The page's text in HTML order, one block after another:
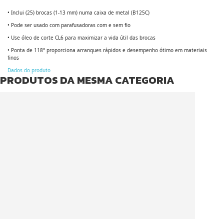
• Inclui (25) brocas (1-13 mm) numa caixa de metal (B125C)
• Pode ser usado com parafusadoras com e sem fio
• Use óleo de corte CL6 para maximizar a vida útil das brocas
• Ponta de 118° proporciona arranques rápidos e desempenho ótimo em materiais
finos
Dados do produto
PRODUTOS DA MESMA CATEGORIA